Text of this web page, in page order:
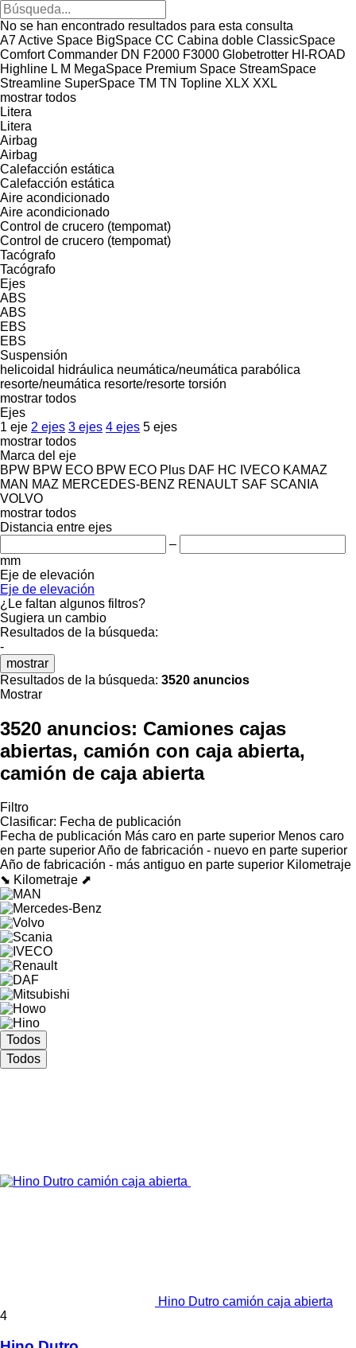
No se han encontrado resultados para esta consulta
A7Active Space BigSpace CC Cabina doble ClassicSpace
Comfort Commander DN F2000 F3000 Globetrotter HI-ROAD
Highline L M MegaSpace Premium Space StreamSpace
Streamline SuperSpace TM TN Topline XLX XXL
mostrar todos
Litera
Litera
Airbag
Airbag
Calefacción estática
Calefacción estática
Aire acondicionado
Aire acondicionado
Control de crucero (tempomat)
Control de crucero (tempomat)
Tacógrafo
Tacógrafo
Ejes
ABS
ABS
EBS
EBS
Suspensión
helicoidal
hidráulica neumática/neumática parabólica
resorte/neumática resorte/resorte torsión
mostrar todos
Ejes
1 eje 2 ejes 3 ejes 4 ejes 5 ejes
mostrar todos
Marca del eje
BPW BPW ECO BPW ECO Plus DAF HC IVECO KAMAZ
MAN MAZ MERCEDES-BENZ RENAULT SAF SCANIA
VOLVO
mostrar todos
Distancia entre ejes
–
mm
Eje de elevación
Eje de elevación
¿Le faltan algunos filtros?
Sugiera un cambio
Resultados de la búsqueda:
-
mostrar
Resultados de la búsqueda: 3520 anuncios
Mostrar
3520 anuncios: Camiones cajas
abiertas, camión con caja abierta,
camión de caja abierta
Filtro
Clasificar: Fecha de publicación
Fecha de publicación Más caro en parte superior Menos caro
en parte superiorAño de fabricación - nuevo en parte superior
Año de fabricación - más antiguo en parte superior Kilometraje
⬊ Kilometraje ⬈
Todos
Todos
Hino Dutro camión caja abierta
4